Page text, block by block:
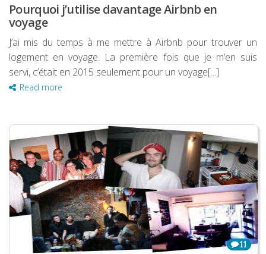
Pourquoi j’utilise davantage Airbnb en
voyage
J’ai mis du temps à me mettre à Airbnb pour trouver un
logement en voyage. La première fois que je m’en suis
servi, c’était en 2015 seulement pour un voyage[...]
Read more
11